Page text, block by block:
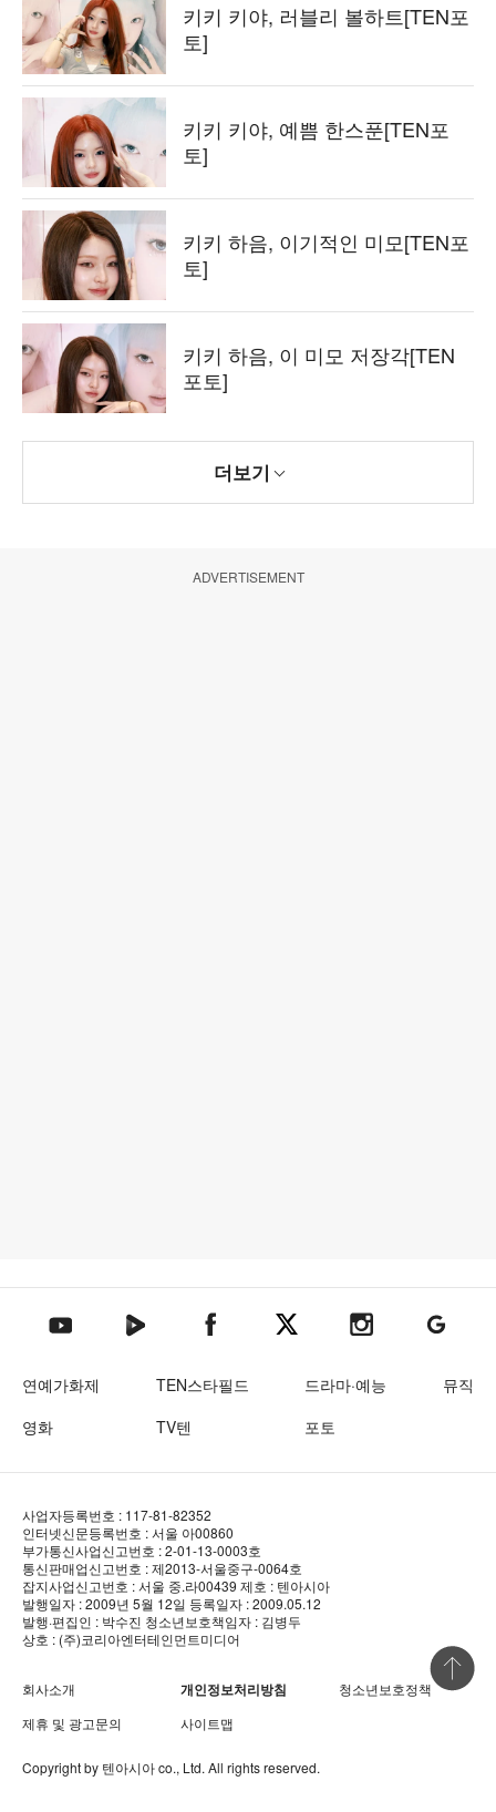
키키 키야, 러블리 볼하트[TEN포
토]
키키 키야, 예쁨 한스푼[TEN포
토]
키키 하음, 이기적인 미모[TEN포
토]
키키 하음, 이 미모 저장각[TEN
포토]
더보기
ADVERTISEMENT
텐아시아 유튜브텐아시아 네이버TV텐아시아 페이스북텐아시아 엑스텐아시아 인스타그램
텐아시아
연예가화제 TEN스타필드 드라마·예능
뮤직
영화
TV텐 포토
사업자등록번호 : 117-81-82352
인터넷신문등록번호 : 서울 아00860
부가통신사업신고번호 : 2-01-13-0003호
통신판매업신고번호 : 제2013-서울중구-0064호
잡지사업신고번호 : 서울 중.라00439 제호 : 텐아시아
발행일자 : 2009년 5월 12일 등록일자 : 2009.05.12
발행·편집인 : 박수진 청소년보호책임자 : 김병두
상호 : (주)코리아엔터테인먼트미디어
회사소개 개인정보처리방침
청소년보호정책
제휴 및 광고문의
사이트맵
Copyright by 텐아시아co., Ltd. All rights reserved.
상단 바로